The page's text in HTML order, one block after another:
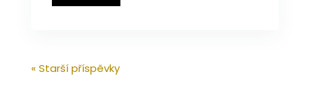
« Starší příspěvky